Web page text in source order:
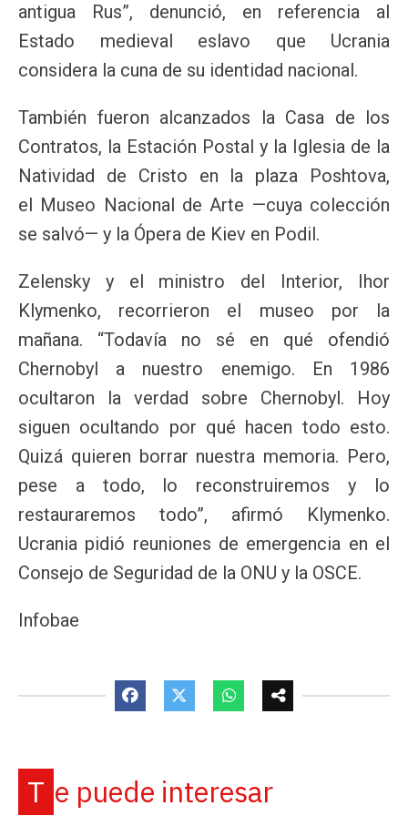
antigua Rus”, denunció, en referencia al
Estado medieval eslavo que Ucrania
considera la cuna de su identidad nacional.
También fueron alcanzados la Casa de los
Contratos, la Estación Postal y la Iglesia de la
Natividad de Cristo en la plaza Poshtova,
el Museo Nacional de Arte —cuya colección
se salvó— y la Ópera de Kiev en Podil.
Zelensky y el ministro del Interior, Ihor
Klymenko, recorrieron el museo por la
mañana. “Todavía no sé en qué ofendió
Chernobyl a nuestro enemigo. En 1986
ocultaron la verdad sobre Chernobyl. Hoy
siguen ocultando por qué hacen todo esto.
Quizá quieren borrar nuestra memoria. Pero,
pese a todo, lo reconstruiremos y lo
restauraremos todo”, afirmó Klymenko.
Ucrania pidió reuniones de emergencia en el
Consejo de Seguridad de la ONU y la OSCE.
Infobae
Te puede interesar